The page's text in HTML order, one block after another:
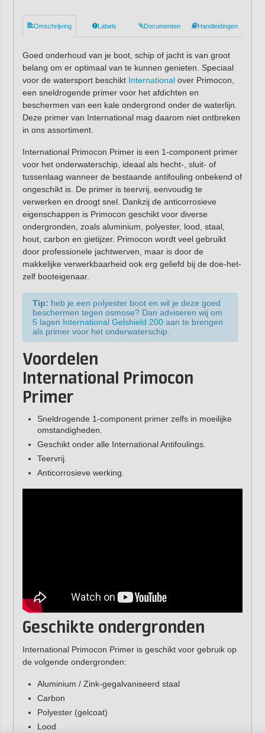
Omschrijving Labels Documenten Handleidingen
Goed onderhoud van je boot, schip of jacht is van groot
belang om er optimaal van te kunnen genieten. Speciaal
voor de watersport beschikt Internationalover Primocon,
een sneldrogende primer voor het afdichten en
beschermen van een kale ondergrond onder de waterlijn.
Deze primer van International mag daarom niet ontbreken
in ons assortiment.
International Primocon Primer is een 1-component primer
voor het onderwaterschip, ideaal als hecht-, sluit- of
tussenlaag wanneer de bestaande antifouling onbekend of
ongeschikt is. De primer is teervrij, eenvoudig te
verwerken en droogt snel. Dankzij de anticorrosieve
eigenschappen is Primocon geschikt voor diverse
ondergronden, zoals aluminium, polyester, lood, staal,
hout, carbon en gietijzer. Primocon wordt veel gebruikt
door professionele jachtwerven, maar is door de
makkelijke verwerkbaarheid ook erg geliefd bij de doe-het-
zelf booteigenaar.
Tip: heb je een polyester boot en wil je deze goed
beschermen tegen osmose? Dan adviseren wij om
5 lagen International Gelshield 200aan te brengen
als primer voor het onderwaterschip.
Voordelen
International Primocon
Primer
Sneldrogende 1-component primer zelfs in moeilijke
omstandigheden.
Geschikt onder alle International Antifoulings.
Teervrij.
Anticorrosieve werking.
Geschikte ondergronden
International Primocon Primer is geschikt voor gebruik op
de volgende ondergronden:
Aluminium / Zink-gegalvaniseerd staal
Carbon
Polyester (gelcoat)
Lood